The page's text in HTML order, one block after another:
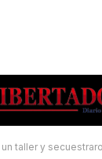
taller y